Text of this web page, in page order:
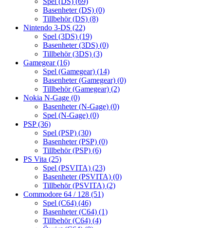
Basenheter (DS) (0)
Tillbehör (DS) (8)
Nintendo 3-DS (22)
Spel (3DS) (19)
Basenheter (3DS) (0)
Tillbehör (3DS) (3)
Gamegear(16)
Spel (Gamegear) (14)
Basenheter (Gamegear) (0)
Tillbehör (Gamegear) (2)
Nokia N-Gage (0)
Basenheter (N-Gage) (0)
Spel (N-Gage) (0)
PSP(36)
Spel (PSP) (30)
Basenheter (PSP) (0)
Tillbehör (PSP) (6)
PS Vita (25)
Spel (PSVITA) (23)
Basenheter (PSVITA) (0)
Tillbehör (PSVITA) (2)
Commodore 64 / 128 (51)
Spel (C64) (46)
Basenheter (C64) (1)
Tillbehör (C64) (4)